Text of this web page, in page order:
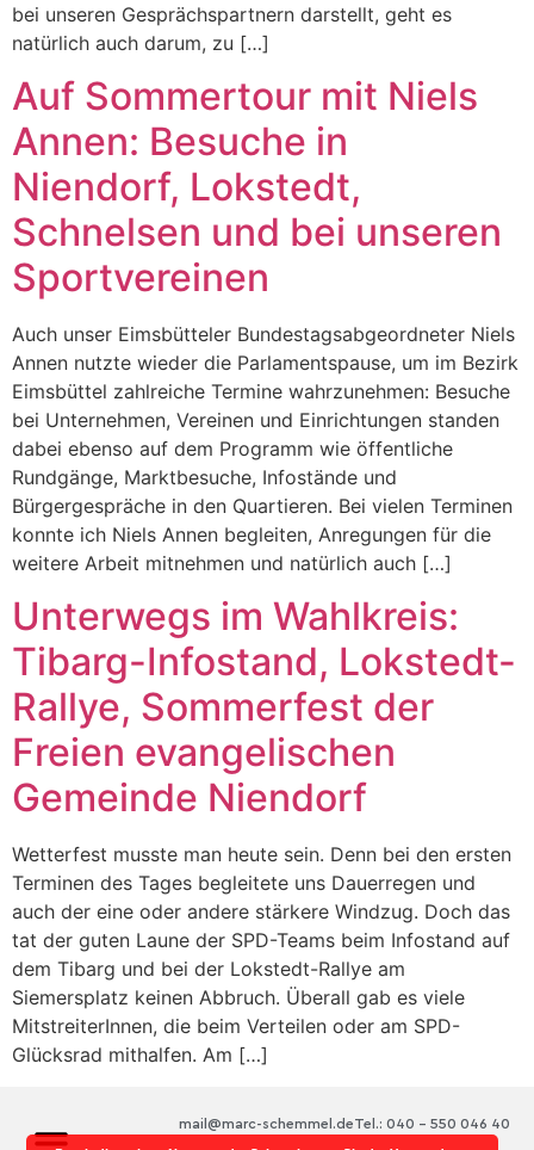
bei unseren Gesprächspartnern darstellt, geht es
natürlich auch darum, zu […]
Auf Sommertour mit Niels
Annen: Besuche in
Niendorf, Lokstedt,
Schnelsen und bei unseren
Sportvereinen
Auch unser Eimsbütteler Bundestagsabgeordneter Niels
Annen nutzte wieder die Parlamentspause, um im Bezirk
Eimsbüttel zahlreiche Termine wahrzunehmen: Besuche
bei Unternehmen, Vereinen und Einrichtungen standen
dabei ebenso auf dem Programm wie öffentliche
Rundgänge, Marktbesuche, Infostände und
Bürgergespräche in den Quartieren. Bei vielen Terminen
konnte ich Niels Annen begleiten, Anregungen für die
weitere Arbeit mitnehmen und natürlich auch […]
Unterwegs im Wahlkreis:
Tibarg-Infostand, Lokstedt-
Rallye, Sommerfest der
Freien evangelischen
Gemeinde Niendorf
Wetterfest musste man heute sein. Denn bei den ersten
Terminen des Tages begleitete uns Dauerregen und
auch der eine oder andere stärkere Windzug. Doch das
tat der guten Laune der SPD-Teams beim Infostand auf
dem Tibarg und bei der Lokstedt-Rallye am
Siemersplatz keinen Abbruch. Überall gab es viele
MitstreiterInnen, die beim Verteilen oder am SPD-
Glücksrad mithalfen. Am […]
Tel.: 040 – 550 046 40
mail@marc-schemmel.de